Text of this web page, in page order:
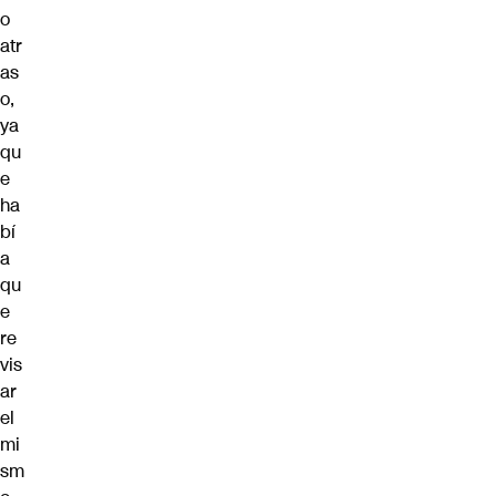
o
atr
as
o,
ya
qu
e
ha
bí
a
qu
e
re
vis
ar
el
mi
sm